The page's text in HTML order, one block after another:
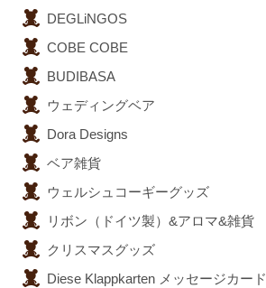
DEGLiNGOS
COBE COBE
BUDIBASA
ウェディングベア
Dora Designs
ベア雑貨
ウェルシュコーギーグッズ
リボン（ドイツ製）&アロマ&雑貨
クリスマスグッズ
Diese Klappkarten メッセージカード